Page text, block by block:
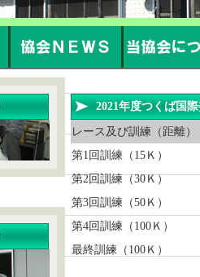
2021年度つくば国
レース及び訓練（距離）
第1回訓練（15Ｋ）
第2回訓練（30Ｋ）
第3回訓練（50Ｋ）
第4回訓練（100Ｋ）
最終訓練（100Ｋ）